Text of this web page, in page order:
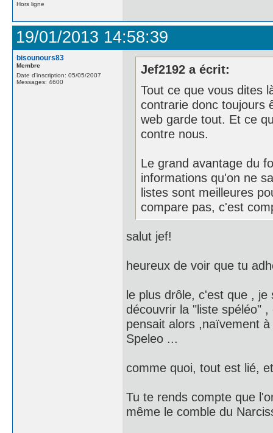
Hors ligne
19/01/2013 14:58:39
bisounours83
Membre
Date d'inscription: 05/05/2007
Messages: 4600
Jef2192 a écrit:
Tout ce que vous dites
contrarie donc toujours
web garde tout. Et ce
contre nous.
Le grand avantage du
informations qu'on ne
listes sont meilleures
compare pas, c'est
salut jef!
heureux de voir que tu
le plus drôle, c'est que ,
découvrir la "liste spéléo"
pensait alors ,naïvement
Speleo ...
comme quoi, tout est lié,
Tu te rends compte que
même le comble du